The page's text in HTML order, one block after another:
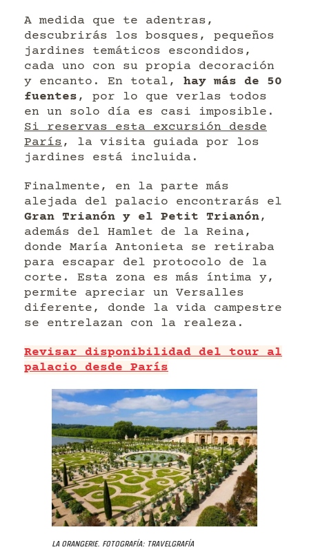
A medida que te adentras,
descubrirás los bosques, pequeños
jardines temáticos escondidos,
cada uno con su propia decoración
y encanto. En total, hay más de 50
fuentes , por lo que verlas todos
en un solo día es casi imposible.
Si reservas esta excursión desde
París, la visita guiada por los
jardines está incluida.
Finalmente, en la parte más
alejada del palacio encontrarás el
Gran Trianón y el Petit Trianón,
además del Hamlet de la Reina,
donde María Antonieta se retiraba
para escapar del protocolo de la
corte. Esta zona es más íntima y,
permite apreciar un Versalles
diferente, donde la vida campestre
se entrelazan con la realeza.
Revisar disponibilidad del tour al
palacio desde París
La Orangerie. Fotografía: Travelgrafía